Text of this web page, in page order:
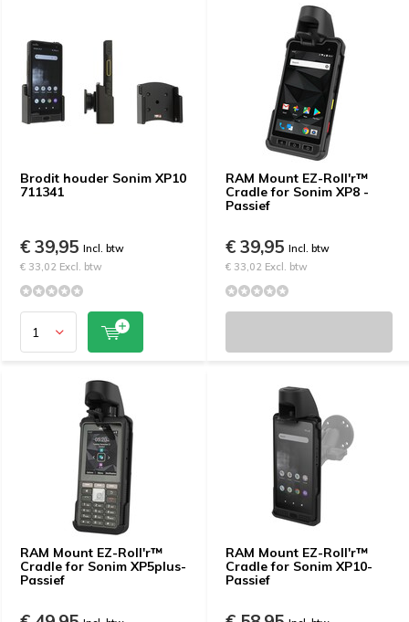
Brodit houder Sonim XP10
711341
€ 39,95 Incl. btw
€ 33,02 Excl. btw
RAM Mount EZ-Roll'r™
Cradle for Sonim XP8 -
Passief
€ 39,95 Incl. btw
€ 33,02 Excl. btw
RAM Mount EZ-Roll'r™
Cradle for Sonim XP5plus-
Passief
RAM Mount EZ-Roll'r™
Cradle for Sonim XP10-
Passief